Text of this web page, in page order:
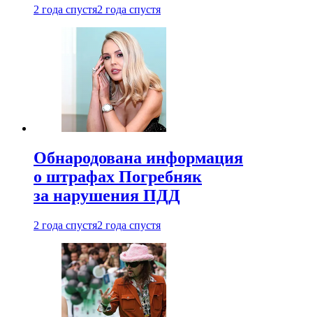
2 года спустя2 года спустя
Обнародована информация
о штрафах Погребняк
за нарушения ПДД
2 года спустя2 года спустя